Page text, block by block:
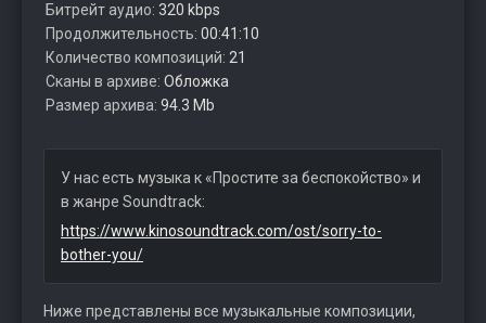
Битрейт аудио: 320 kbps
Продолжительность: 00:41:10
Количество композиций: 21
Сканы в архиве: Обложка
Размер архива: 94.3 Mb
У нас есть музыка к «Простите за беспокойство» и
в жанре Soundtrack:
https://www.kinosoundtrack.com/ost/sorry-to-
bother-you/
Ниже представлены все музыкальные композиции,